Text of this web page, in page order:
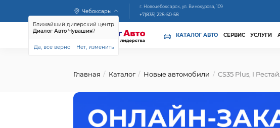
Чебоксары
Ближайший дилерский центр
Диалог Авто Чувашия?
Да, все верно Нет, изменить
г. Новочебоксарск, ул. Винокурова, 109
+7(835) 228-50-58
КАТАЛОГ АВТО СЕРВИС УСЛУГИ
Главная Каталог Новые автомобили CS35 Plus, I